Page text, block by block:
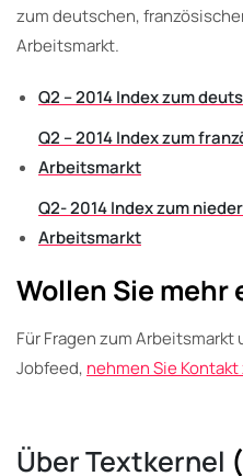
zum deutschen,
Arbeitsmarkt.
Q2 – 2014 Index zum
Q2 – 2014 Index zum
Arbeitsmarkt
Q2- 2014 Index zum
Arbeitsmarkt
Wollen Sie mehr
Für Fragen zum Arbeitsmarkt
Jobfeed, nehmen Sie
Über Textkernel (